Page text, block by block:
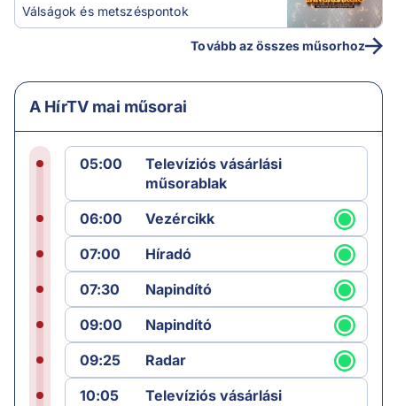
Válságok és metszéspontok
Tovább az összes műsorhoz
A HírTV mai műsorai
05:00
Televíziós vásárlási
műsorablak
06:00
Vezércikk
07:00
Híradó
07:30
Napindító
09:00
Napindító
09:25
Radar
10:05
Televíziós vásárlási